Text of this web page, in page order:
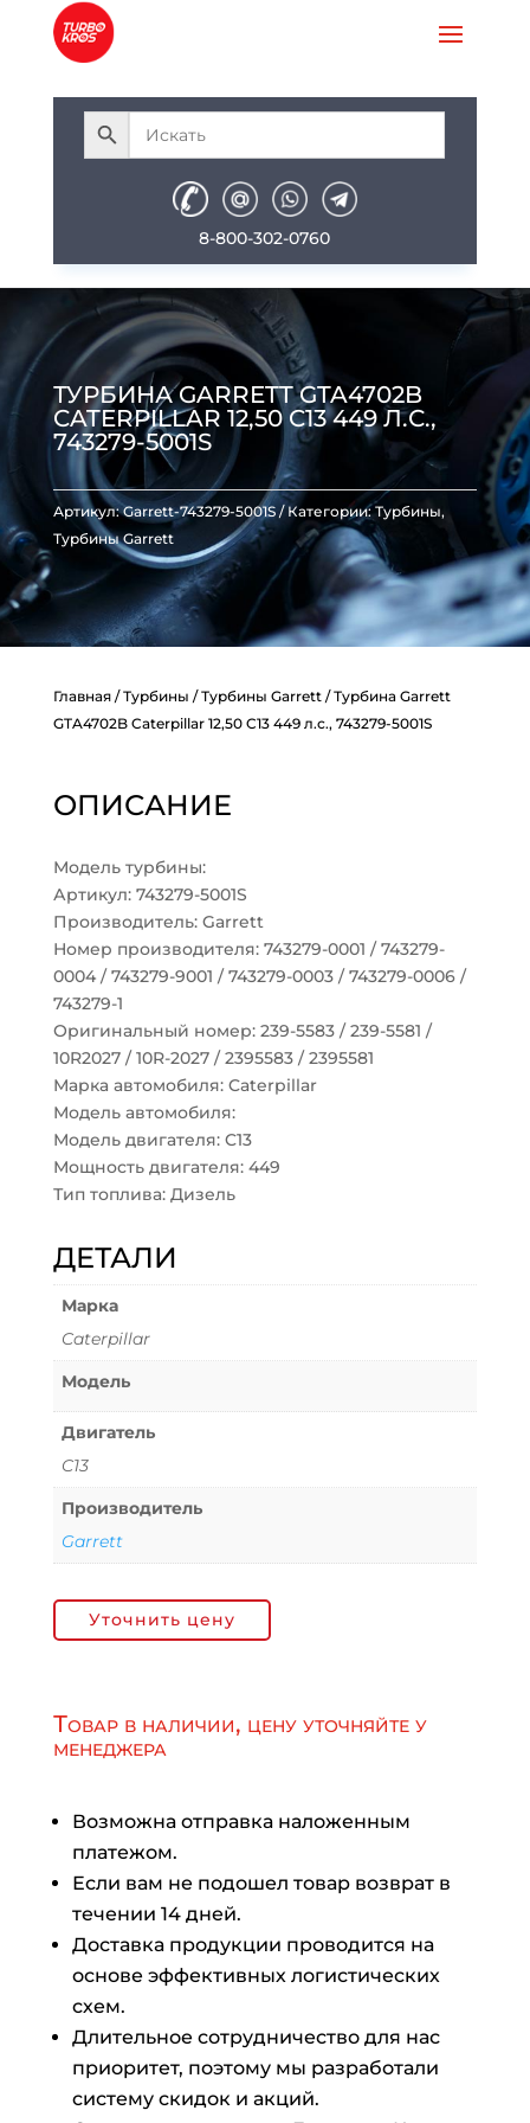
8-800-302-0760
ТУРБИНА GARRETT GTA4702B
CATERPILLAR 12,50 C13 449 Л.С.,
743279-5001S
Артикул:Garrett-743279-5001S Категории:Турбины,
Турбины Garrett
Главная/Турбины /Турбины Garrett/ Турбина Garrett
GTA4702B Caterpillar 12,50 C13 449 л.с., 743279-5001S
ОПИСАНИЕ
Модель турбины:
Артикул: 743279-5001S
Производитель: Garrett
Номер производителя: 743279-0001 / 743279-
0004 / 743279-9001 / 743279-0003 / 743279-0006 /
743279-1
Оригинальный номер: 239-5583 / 239-5581 /
10R2027 / 10R-2027 / 2395583 / 2395581
Марка автомобиля: Caterpillar
Модель автомобиля:
Модель двигателя: C13
Мощность двигателя: 449
Тип топлива: Дизель
ДЕТАЛИ
Марка
Caterpillar
Модель
Двигатель
C13
Производитель
Garrett
Уточнить цену
Товар в наличии, цену уточняйте у
менеджера
Возможна отправка наложенным
платежом.
Если вам не подошел товар возврат в
течении 14 дней.
Доставка продукции проводится на
основе эффективных логистических
схем.
Длительное сотрудничество для нас
приоритет, поэтому мы разработали
систему скидок и акций.